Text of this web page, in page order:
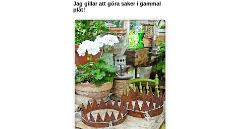
Jag gillar att göra saker i gammal
plåt!